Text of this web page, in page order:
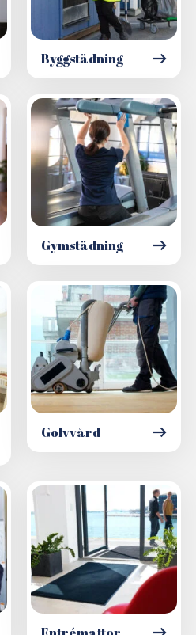
Byggstädning
Gymstädning
Golvvård